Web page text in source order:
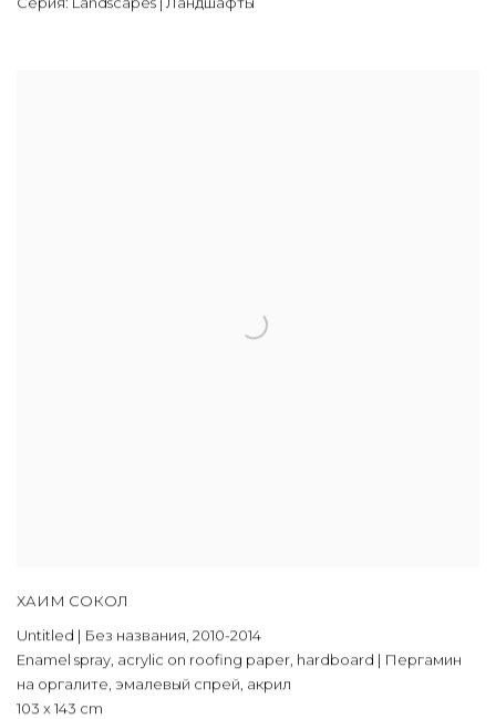
ХАИМ СОКОЛ
Untitled | Без названия, 2010-2014
Enamel spray, acrylic on roofing paper, hardboard | Пергамин
на оргалите, эмалевый спрей, акрил
103 x 143 cm